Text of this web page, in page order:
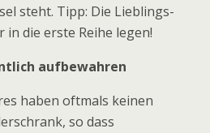
steht. Tipp: Die Lieblings-
in die erste Reihe legen!
aufbewahren
haben oftmals keinen
so dass